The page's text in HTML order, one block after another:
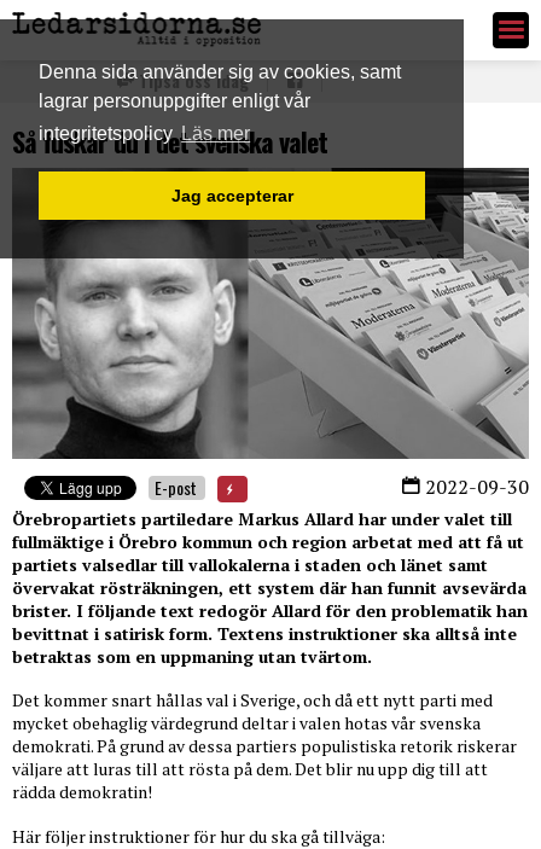
Denna sida använder sig av cookies, samt
lagrar personuppgifter enligt vår
integritetspolicyLäs mer
Jag accepterar
Ledarsidorna.se
Tipsa oss idag
Så fuskar du i det svenska valet
2022-09-30
E-post
Örebropartiets partiledare Markus Allard har under valet till
fullmäktige i Örebro kommun och region arbetat med att få ut
partiets valsedlar till vallokalerna i staden och länet samt
övervakat rösträkningen, ett system där han funnit avsevärda
brister. I följande text redogör Allard för den problematik han
bevittnat i satirisk form. Textens instruktioner ska alltså inte
betraktas som en uppmaning utan tvärtom.
Det kommer snart hållas val i Sverige, och då ett nytt parti med
mycket obehaglig värdegrund deltar i valen hotas vår svenska
demokrati. På grund av dessa partiers populistiska retorik riskerar
väljare att luras till att rösta på dem. Det blir nu upp dig till att
rädda demokratin!
Här följer instruktioner för hur du ska gå tillväga: